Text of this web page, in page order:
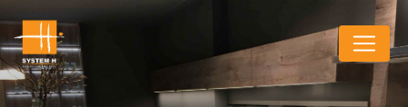
Panneau de gestion des cookies